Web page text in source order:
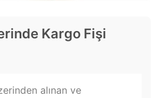
Kargo Fişi
alınan ve